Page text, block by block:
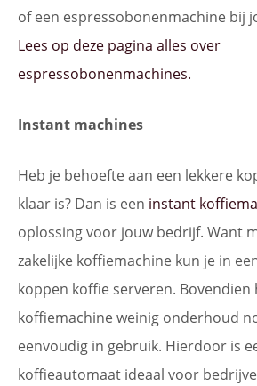
of een espressobonenmachine bij
Lees op deze pagina alles over
espressobonenmachines.
Instant machines
Heb je behoefte aan een lekkere
klaar is? Dan is een instant
oplossing voor jouw bedrijf. Want
zakelijke koffiemachine kun je in
koppen koffie serveren.
koffiemachine weinig onderhoud
eenvoudig in gebruik. Hierdoor is
koffieautomaat ideaal voor